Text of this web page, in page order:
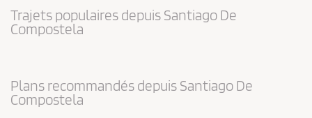
Trajets populaires depuis Santiago De
Compostela
Plans recommandés depuis Santiago De
Compostela